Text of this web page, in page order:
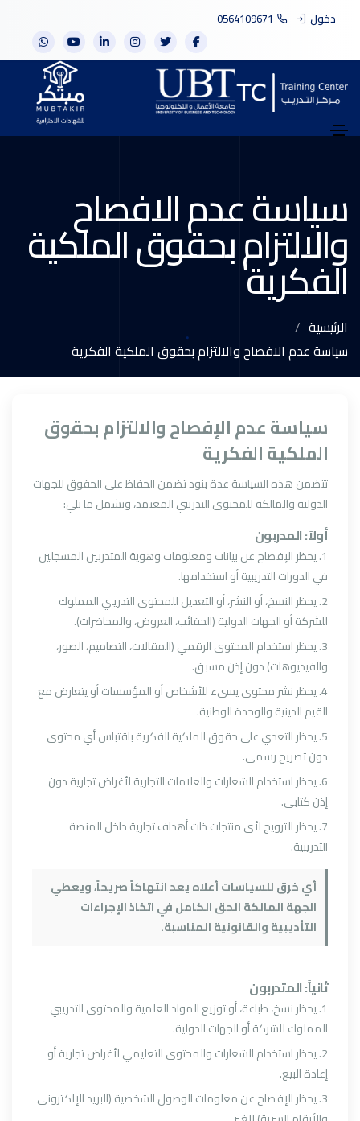
0564109671 دخول
سياسة عدم الافصاح
والالتزام بحقوق الملكية
الفكرية
الرئيسية
سياسة عدم الافصاح والالتزام بحقوق الملكية الفكرية
سياسة عدم الإفصاح والالتزام بحقوق
الملكية الفكرية
تتضمن هذه السياسة عدة بنود تضمن الحفاظ على الحقوق للجهات
الدولية والمالكة للمحتوى التدريبي المعتمد، وتشمل ما يلي:
أولاً: المدربون
1. يحظر الإفصاح عن بيانات ومعلومات وهوية المتدربين المسجلين
في الدورات التدريبية أو استخدامها.
2. يحظر النسخ، أو النشر، أو التعديل للمحتوى التدريبي المملوك
للشركة أو الجهات الدولية (الحقائب، العروض، والمحاضرات).
3. يحظر استخدام المحتوى الرقمي (المقالات، التصاميم، الصور،
والفيديوهات) دون إذن مسبق.
4. يحظر نشر محتوى يسيء للأشخاص أو المؤسسات أو يتعارض مع
القيم الدينية والوحدة الوطنية.
5. يحظر التعدي على حقوق الملكية الفكرية باقتباس أي محتوى
دون تصريح رسمي.
6. يحظر استخدام الشعارات والعلامات التجارية لأغراض تجارية دون
إذن كتابي.
7. يحظر الترويج لأي منتجات ذات أهداف تجارية داخل المنصة
التدريبية.
أي خرق للسياسات أعلاه يعد انتهاكاً صريحاً، ويعطي
الجهة المالكة الحق الكامل في اتخاذ الإجراءات
التأديبية والقانونية المناسبة.
ثانياً: المتدربون
1. يحظر نسخ، طباعة، أو توزيع المواد العلمية والمحتوى التدريبي
المملوك للشركة أو الجهات الدولية.
2. يحظر استخدام الشعارات والمحتوى التعليمي لأغراض تجارية أو
إعادة البيع.
3. يحظر الإفصاح عن معلومات الوصول الشخصية (البريد الإلكتروني